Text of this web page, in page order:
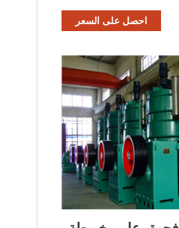
احصل على السعر